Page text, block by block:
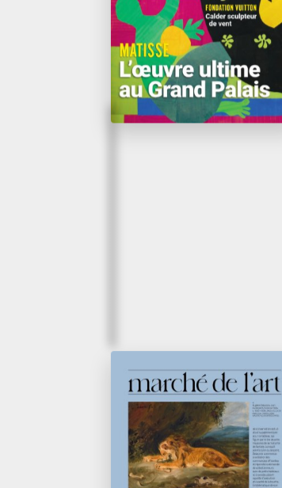
Avril 2026
L’œuvre du mois -
Delacroix se taille la
part du lion